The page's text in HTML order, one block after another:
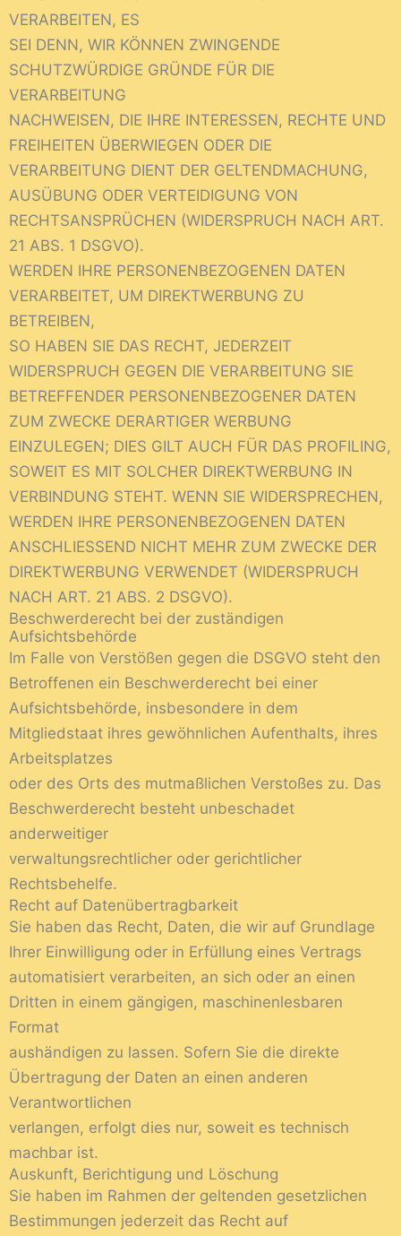
VERARBEITEN, ES
SEI DENN, WIR KÖNNEN ZWINGENDE
SCHUTZWÜRDIGE GRÜNDE FÜR DIE
VERARBEITUNG
NACHWEISEN, DIE IHRE INTERESSEN, RECHTE UND
FREIHEITEN ÜBERWIEGEN ODER DIE
VERARBEITUNG DIENT DER GELTENDMACHUNG,
AUSÜBUNG ODER VERTEIDIGUNG VON
RECHTSANSPRÜCHEN (WIDERSPRUCH NACH ART.
21 ABS. 1 DSGVO).
WERDEN IHRE PERSONENBEZOGENEN DATEN
VERARBEITET, UM DIREKTWERBUNG ZU
BETREIBEN,
SO HABEN SIE DAS RECHT, JEDERZEIT
WIDERSPRUCH GEGEN DIE VERARBEITUNG SIE
BETREFFENDER PERSONENBEZOGENER DATEN
ZUM ZWECKE DERARTIGER WERBUNG
EINZULEGEN; DIES GILT AUCH FÜR DAS PROFILING,
SOWEIT ES MIT SOLCHER DIREKTWERBUNG IN
VERBINDUNG STEHT. WENN SIE WIDERSPRECHEN,
WERDEN IHRE PERSONENBEZOGENEN DATEN
ANSCHLIESSEND NICHT MEHR ZUM ZWECKE DER
DIREKTWERBUNG VERWENDET (WIDERSPRUCH
NACH ART. 21 ABS. 2 DSGVO).
Beschwerderecht bei der zuständigen
Aufsichtsbehörde
Im Falle von Verstößen gegen die DSGVO steht den
Betroffenen ein Beschwerderecht bei einer
Aufsichtsbehörde, insbesondere in dem
Mitgliedstaat ihres gewöhnlichen Aufenthalts, ihres
Arbeitsplatzes
oder des Orts des mutmaßlichen Verstoßes zu. Das
Beschwerderecht besteht unbeschadet
anderweitiger
verwaltungsrechtlicher oder gerichtlicher
Rechtsbehelfe.
Recht auf Datenübertragbarkeit
Sie haben das Recht, Daten, die wir auf Grundlage
Ihrer Einwilligung oder in Erfüllung eines Vertrags
automatisiert verarbeiten, an sich oder an einen
Dritten in einem gängigen, maschinenlesbaren
Format
aushändigen zu lassen. Sofern Sie die direkte
Übertragung der Daten an einen anderen
Verantwortlichen
verlangen, erfolgt dies nur, soweit es technisch
machbar ist.
Auskunft, Berichtigung und Löschung
Sie haben im Rahmen der geltenden gesetzlichen
Bestimmungen jederzeit das Recht auf